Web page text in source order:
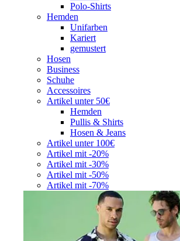
Polo-Shirts
Hemden
Unifarben
Kariert
gemustert
Hosen
Business
Schuhe
Accessoires
Artikel unter 50€
Hemden
Pullis & Shirts
Hosen & Jeans
Artikel unter 100€
Artikel mit -20%
Artikel mit -30%
Artikel mit -50%
Artikel mit -70%